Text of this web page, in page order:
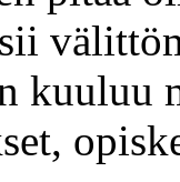
kuuluu